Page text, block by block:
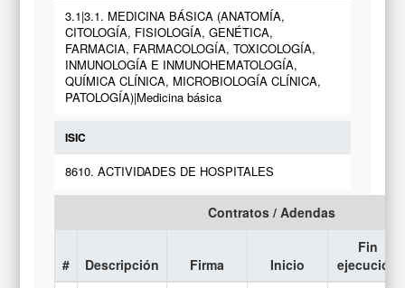
3.1|3.1. MEDICINA BÁSICA (ANATOMÍA,
CITOLOGÍA, FISIOLOGÍA, GENÉTICA,
FARMACIA, FARMACOLOGÍA, TOXICOLOGÍA,
INMUNOLOGÍA E INMUNOHEMATOLOGÍA,
QUÍMICA CLÍNICA, MICROBIOLOGÍA CLÍNICA,
PATOLOGÍA)|Medicina básica
ISIC
8610. ACTIVIDADES DE HOSPITALES
Contratos / Adendas
# Descripción Firma Inicio
Fin
ejecución